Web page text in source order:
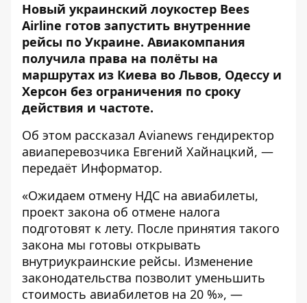
Новый украинский лоукостер Bees
Airline готов запустить внутренние
рейсы по Украине. Авиакомпания
получила права на полёты на
маршрутах из Киева во Львов, Одессу и
Херсон без ограничения по сроку
действия и частоте.
Об этом рассказал Аvianews гендиректор
авиаперевозчика Евгений Хайнацкий, —
передаёт Информатор.
«Ожидаем отмену НДС на авиабилеты,
проект закона об отмене налога
подготовят к лету. После принятия такого
закона мы готовы открывать
внутриукраинские рейсы. Изменение
законодательства позволит уменьшить
стоимость авиабилетов на 20 %», —